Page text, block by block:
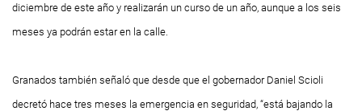
diciembre de este año y realizarán un curso de un año, aunque a los seis
meses ya podrán estar en la calle.
Granados también señaló que desde que el gobernador Daniel Scioli
decretó hace tres meses la emergencia en seguridad, “está bajando la